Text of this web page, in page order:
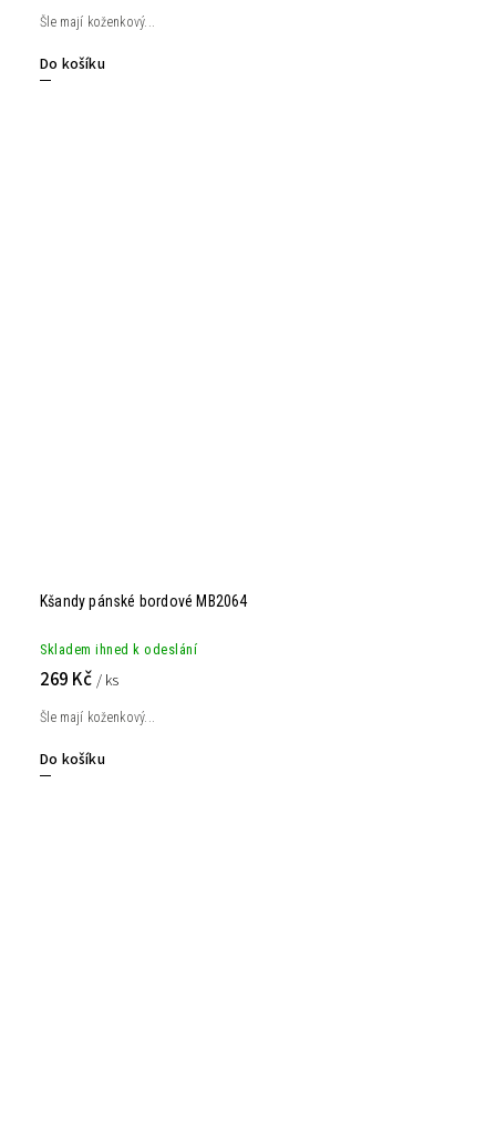
Do košíku
Šle mají koženkový...
Kšandy pánské bordové MB2064
Skladem ihned k odeslání
269 Kč / ks
Do košíku
Šle mají koženkový...